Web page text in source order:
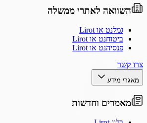
השוואה לאתרי ממשלה
גמלנט או Lirot
ביטוחנט או Lirot
פנסיהנט או Lirot
צרו קשר
מאגרי מידע
מאמרים וחדשות